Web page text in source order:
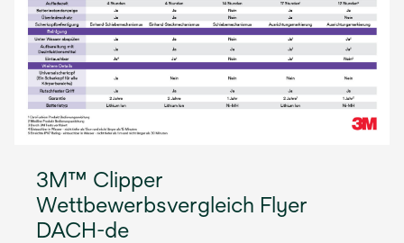
3M™ Clipper
Wettbewerbsvergleich Flyer
DACH-de